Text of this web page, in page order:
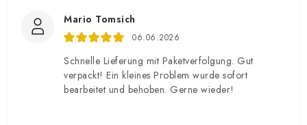
Mario Tomsich
06.06.2026
Schnelle Lieferung mit Paketverfolgung. Gut
verpackt! Ein kleines Problem wurde sofort
bearbeitet und behoben. Gerne wieder!